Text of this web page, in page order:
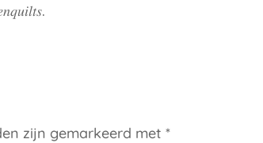
zijn gemarkeerd met*